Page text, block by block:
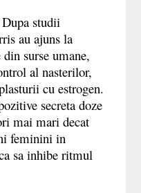
Dupa studii
au ajuns la
surse umane,
al nasterilor,
cu estrogen.
secreta doze
mai mari decat
feminini in
sa inhibe ritmul